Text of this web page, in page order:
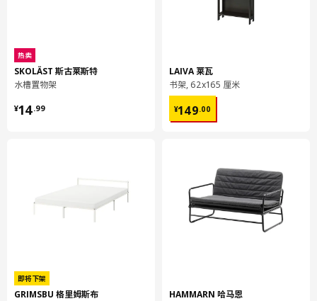
这款灯会在您开关门时自动打开和关闭，可避免能源浪费。
通过产品测试，可在浴室使用。
产地见包装
小贴士
请勿将不同型号、不同容量和生产日期的电池混合使用。
光色：暖白光（2700开尔文）。
光源使用寿命约为25,000小时，如果平均每天亮3小时，就相当于
20年时间。
热卖
SKOLÄST 斯古莱斯特
水槽置物架
¥14.99
¥ 14.99
即将下架
GRIMSBU 格里姆斯布
LAIVA 莱瓦
书架, 62x165 厘米
¥149.00
¥ 149.00
HAMMARN 哈马恩